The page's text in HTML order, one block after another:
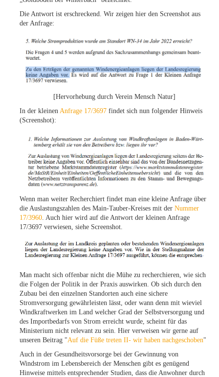
Die Antwort ist erschreckend. Wir zeigen hier den Screenshot aus
der Anfrage:
[Hervorhebung durch Verein Mensch Natur]
In der kleinen Anfrage 17/3697 findet sich nun folgender Hinweis
(Screenshot):
Wenn man weiter Recherchiert findet man eine kleine Anfrage über
die Auslastungszahlen des Main-Tauber-Kreises mit der Nummer
17/3960 . Auch hier wird auf die Antwort der kleinen Anfrage
17/3697 verwiesen, siehe Screenshot.
Man macht sich offenbar nicht die Mühe zu recherchieren, wie sich
die Folgen der Politik in der Praxis auswirken. Ob sich durch den
Zubau bei den einzelnen Standorten auch eine sichere
Stromversorgung gewährleisten lässt, oder wann denn mit wieviel
Windkraftwerken im Land welcher Grad der Selbstversorgung und
des Importbedarfs von Strom erreicht wurde, scheint für das
Ministerium nicht relevant zu sein. Hier verweisen wir gerne auf
unseren Beitrag "Auf die Füße treten II- wir haben nachgeschoben"
Auch in der Gesundheitsvorsorge bei der Gewinnung von
Windstrom im Lebensbereich der Menschen gibt es genügend
Hinweise mittels entsprechender Studien, dass die Anwohner durch